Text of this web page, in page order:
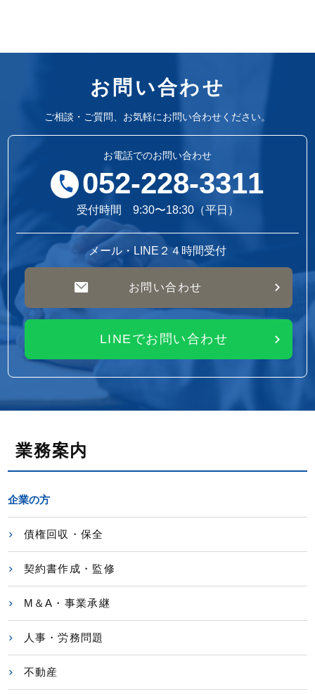
お問い合わせ
ご相談・ご質問、お気軽にお問い合わせください。
お電話でのお問い合わせ
052-228-3311
受付時間 9:30〜18:30（平日）
メール・LINE２４時間受付
お問い合わせ
LINEでお問い合わせ
業務案内
企業の方
債権回収・保全
契約書作成・監修
M＆A・事業承継
人事・労務問題
不動産